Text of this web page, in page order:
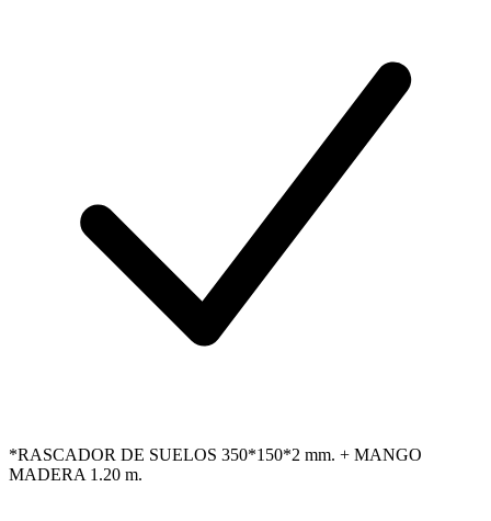
*RASCADOR DE SUELOS 350*150*2 mm. + MANGO
MADERA 1.20 m.